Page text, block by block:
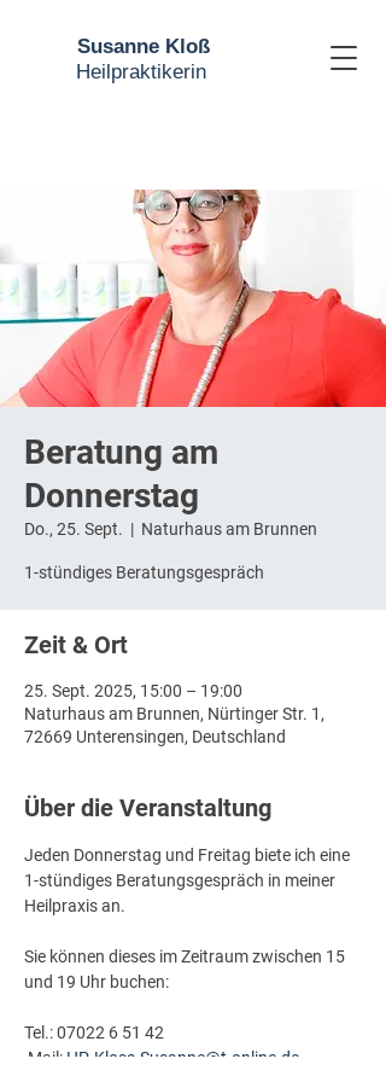
Susanne Kloß
Heilpraktikerin
Beratung am
Donnerstag
Do., 25. Sept.
  |
Naturhaus am Brunnen
1-stündiges Beratungsgespräch
Zeit & Ort
25. Sept. 2025, 15:00 – 19:00
Naturhaus am Brunnen, Nürtinger Str. 1,
72669 Unterensingen, Deutschland
Über die Veranstaltung
Jeden Donnerstag und Freitag biete ich eine
1-stündiges Beratungsgespräch in meiner
Heilpraxis an.
Sie können dieses im Zeitraum zwischen 15
und 19 Uhr buchen:
Tel.: 07022 6 51 42
Mail: HP-Kloss-Susanne@t-online.de